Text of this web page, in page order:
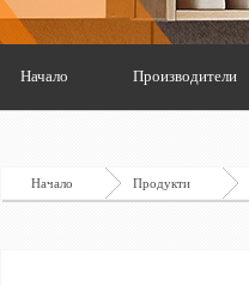
Начало Производители
Начало Продукти